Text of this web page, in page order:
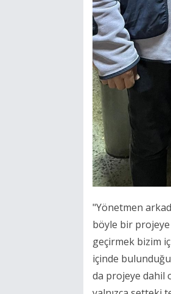
"Yönetmen
böyle bir projeye
geçirmek bizim
içinde
da projeye dahil